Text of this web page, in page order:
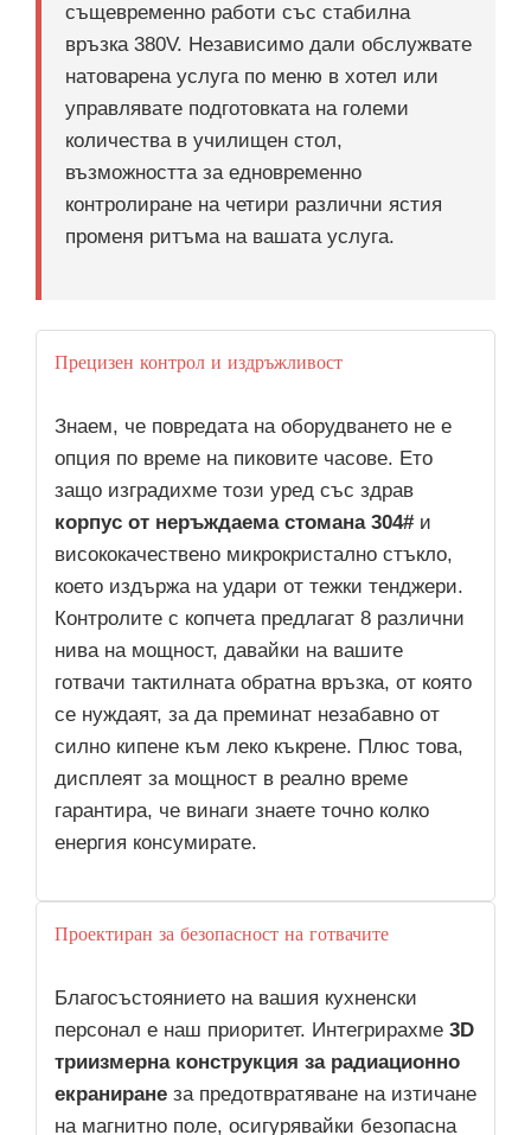
същевременно работи със стабилна
връзка 380V. Независимо дали обслужвате
натоварена услуга по меню в хотел или
управлявате подготовката на големи
количества в училищен стол,
възможността за едновременно
контролиране на четири различни ястия
променя ритъма на вашата услуга.
Прецизен контрол и издръжливост
Знаем, че повредата на оборудването не е
опция по време на пиковите часове. Ето
защо изградихме този уред със здрав
корпус от неръждаема стомана 304#и
висококачествено микрокристално стъкло,
което издържа на удари от тежки тенджери.
Контролите с копчета предлагат 8 различни
нива на мощност, давайки на вашите
готвачи тактилната обратна връзка, от която
се нуждаят, за да преминат незабавно от
силно кипене към леко къкрене. Плюс това,
дисплеят за мощност в реално време
гарантира, че винаги знаете точно колко
енергия консумирате.
Проектиран за безопасност на готвачите
Благосъстоянието на вашия кухненски
персонал е наш приоритет. Интегрирахме 3D
триизмерна конструкция за радиационно
екраниране за предотвратяване на изтичане
на магнитно поле, осигурявайки безопасна